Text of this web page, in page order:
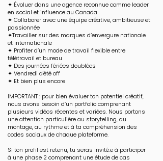
✦ Évoluer dans une agence reconnue comme leader
en social et influence au Canada
✦ Collaborer avec une équipe créative, ambitieuse et
passionnée
✦Travailler sur des marques d’envergure nationale
et internationale
✦ Profiter d’un mode de travail flexible entre
télétravail et bureau
✦ Des journées fériées doublées
✦ Vendredi d'été off
✦ Et bien plus encore
IMPORTANT : pour bien évaluer ton potentiel créatif,
nous avons besoin d’un portfolio comprenant
plusieurs vidéos récentes et variées. Nous portons
une attention particulière au storytelling, au
montage, au rythme et à ta compréhension des
codes sociaux de chaque plateforme.
Si ton profil est retenu, tu seras invité.e à participer
à une phase 2 comprenant une étude de cas